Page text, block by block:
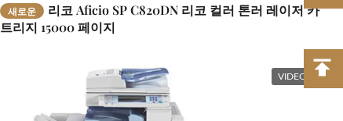
새로운
리코 Aficio SP C820DN 리코 컬러 톤러 레이저 카
트리지 15000 페이지
VIDEO